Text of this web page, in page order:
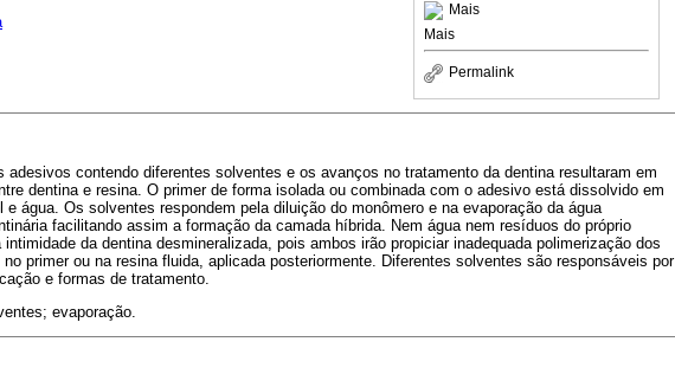
Mais
Mais
Permalink
adesivos contendo diferentes solventes e os avanços no tratamento da dentina resultaram em
dentina e resina. O primer de forma isolada ou combinada com o adesivo está dissolvido em
água. Os solventes respondem pela diluição do monômero e na evaporação da água
facilitando assim a formação da camada híbrida. Nem água nem resíduos do próprio
da dentina desmineralizada, pois ambos irão propiciar inadequada polimerização dos
primer ou na resina fluida, aplicada posteriormente. Diferentes solventes são responsáveis por
e formas de tratamento.
evaporação.